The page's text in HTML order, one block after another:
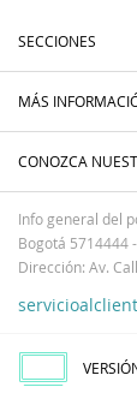
SECCIONES
MÁS
CONOZCA
Info general del
Bogotá 5714444
Dirección: Av.